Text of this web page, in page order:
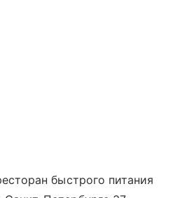
быстрого питания